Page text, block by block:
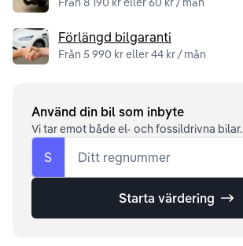
Förlängd bilgaranti
Från 5 990 kr eller 44 kr / mån
Använd din bil som inbyte
Vi tar emot både el- och fossildrivna bilar.
S Ditt regnummer
Starta värdering